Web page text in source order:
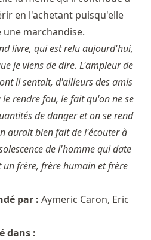
en l'achetant puisqu'elle
une marchandise.
livre, qui est relu aujourd'hui,
je viens de dire. L'ampleur de
il sentait, d'ailleurs des amis
rendre fou, le fait qu'on ne se
de danger et on se rend
aurait bien fait de l'écouter à
de l'homme qui date
un frère, frère humain et frère
par : Aymeric Caron, Eric
dans :